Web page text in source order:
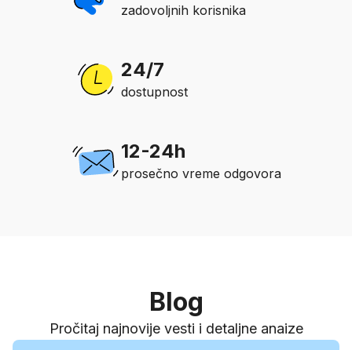
zadovoljnih korisnika
24/7
dostupnost
12-24h
prosečno vreme odgovora
Blog
Pročitaj najnovije vesti i detaljne anaize